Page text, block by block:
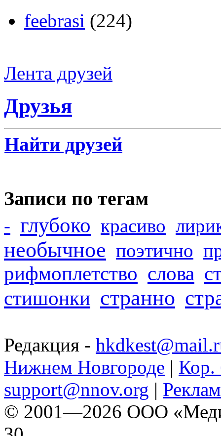
feebrasi (224)
Лента друзей
Друзья
Найти друзей
Записи по тегам
- глубоко красиво
необычное поэтично
рифмоплетство слова
стишонки странно
Редакция -
Нижнем Новгороде | Кор.
support@nnov.org |
© 2001—2026 ООО